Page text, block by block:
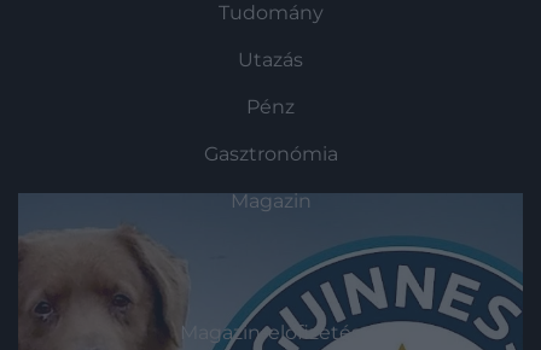
Tudomány
Utazás
Pénz
Gasztronómia
Magazin
HG MEDIA
Magazin-előfizetés